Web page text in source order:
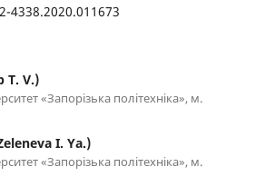
4338.2020.011673
T. V.)
«Запорізька політехніка», м.
I. Yа.)
«Запорізька політехніка», м.